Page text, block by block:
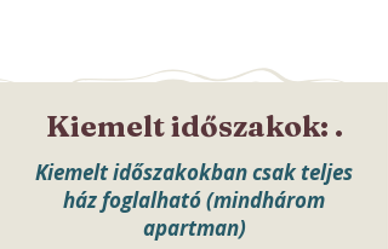
Kiemelt időszakok: .
Kiemelt időszakokban csak teljes
ház foglalható (mindhárom
apartman)